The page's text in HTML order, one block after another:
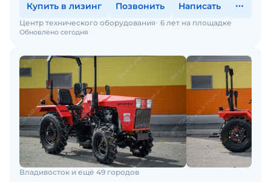
Купить в лизинг Позвонить Написать
Обновлено сегодня
Центр технического оборудования 6 лет на площадке
Владивосток и ещё 49 городов